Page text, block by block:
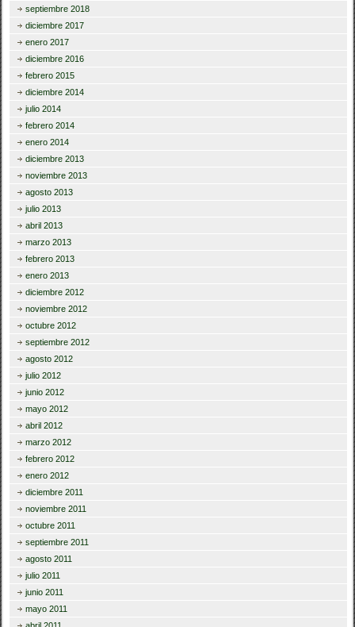
septiembre 2018
diciembre 2017
enero 2017
diciembre 2016
febrero 2015
diciembre 2014
julio 2014
febrero 2014
enero 2014
diciembre 2013
noviembre 2013
agosto 2013
julio 2013
abril 2013
marzo 2013
febrero 2013
enero 2013
diciembre 2012
noviembre 2012
octubre 2012
septiembre 2012
agosto 2012
julio 2012
junio 2012
mayo 2012
abril 2012
marzo 2012
febrero 2012
enero 2012
diciembre 2011
noviembre 2011
octubre 2011
septiembre 2011
agosto 2011
julio 2011
junio 2011
mayo 2011
abril 2011